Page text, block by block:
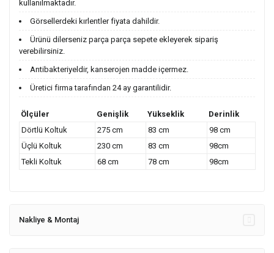
kullanılmaktadır.
Görsellerdeki kırlentler fiyata dahildir.
Ürünü dilerseniz parça parça sepete ekleyerek sipariş
verebilirsiniz.
Antibakteriyeldir, kanserojen madde içermez.
Üretici firma tarafından 24 ay garantilidir.
Ölçüler Genişlik Yükseklik
Derinlik
Dörtlü Koltuk
275 cm 83 cm
98 cm
Üçlü Koltuk
230 cm 83 cm
98cm
Tekli Koltuk
68 cm 78 cm 98cm
Nakliye & Montaj